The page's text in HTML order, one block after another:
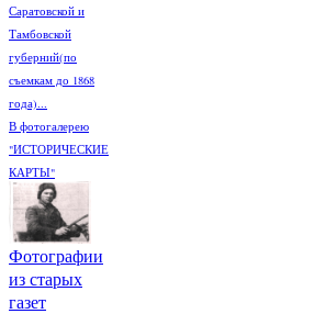
Саратовской и
Тамбовской
губерний(по
съемкам до 1868
года)...
В фотогалерею
"ИСТОРИЧЕСКИЕ
КАРТЫ"
Фотографии
из старых
газет